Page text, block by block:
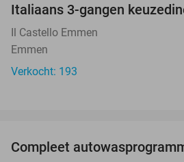
Italiaans 3-gangen
Il Castello Emmen
Emmen
Verkocht: 193
Compleet